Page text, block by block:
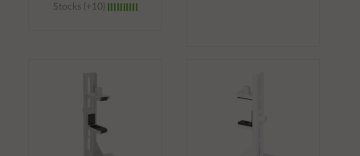
Stocks (+10)